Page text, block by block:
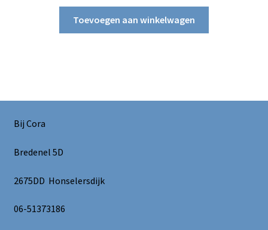
Toevoegen aan winkelwagen
Bij Cora
Bredenel 5D
2675DD Honselersdijk
06-51373186